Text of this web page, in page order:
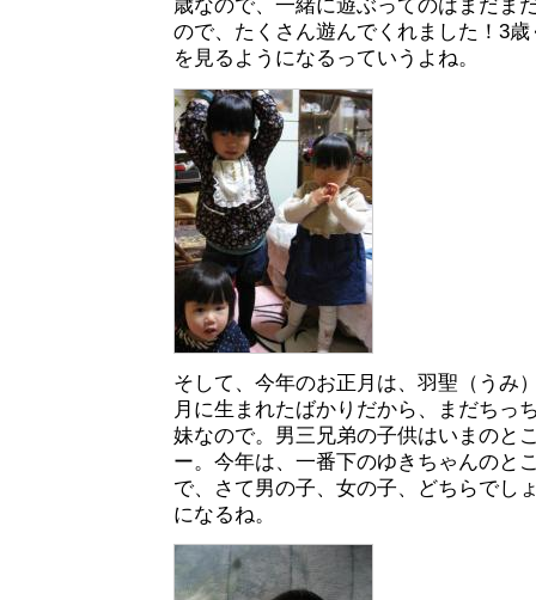
歳なので、一緒に遊ぶってのはまだま
ので、たくさん遊んでくれました！3
を見るようになるっていうよね。
そして、今年のお正月は、羽聖（うみ
月に生まれたばかりだから、まだちっ
妹なので。男三兄弟の子供はいまのと
ー。今年は、一番下のゆきちゃんのと
で、さて男の子、女の子、どちらでし
になるね。